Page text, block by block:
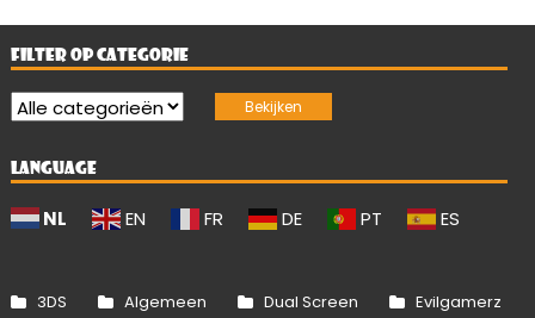
FILTER OP CATEGORIE
LANGUAGE
NL EN FR DE PT ES
3DS Algemeen Dual Screen
Evilgamerz